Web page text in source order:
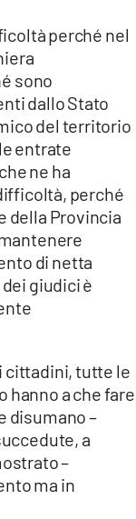
perché nel
sono
dallo Stato
del territorio
entrate
ne ha
perché
della Provincia
di netta
giudici è
cittadini, tutte le
hanno a che fare
disumano –
a
–
ma in